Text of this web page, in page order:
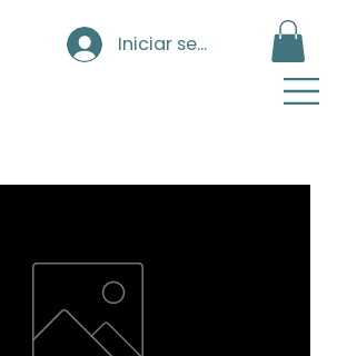
Iniciar sesión